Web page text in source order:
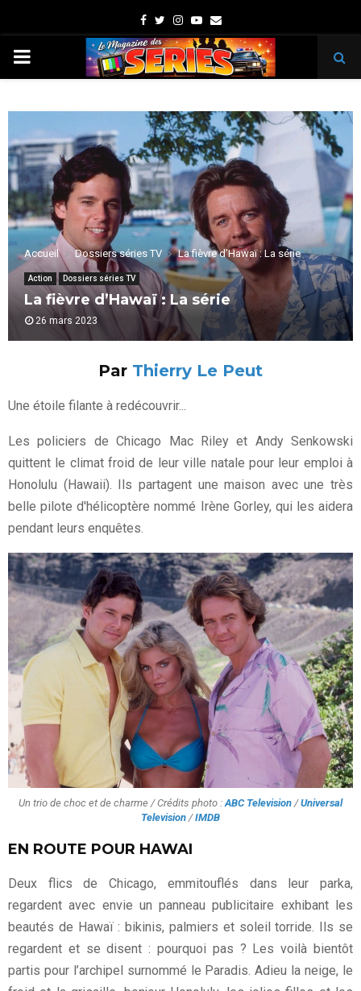
Facebook
TwitterInstagram
Youtube
Email
PRIMARY
Accueil Dossiers séries TV La fièvre d’Hawaï : La série
Action Dossiers séries TV
La fièvre d’Hawaï : La série
26 mars 2023
Par Thierry Le Peut
Une étoile filante à redécouvrir...
Les policiers de Chicago Mac Riley et Andy Senkowski
quittent le climat froid de leur ville natale pour leur emploi à
Honolulu (Hawaii). Ils partagent une maison avec une très
belle pilote d'hélicoptère nommé Irène Gorley, qui les aidera
pendant leurs enquêtes.
Un trio de choc et de charme / Crédits photo : ABC Television /Universal
Television /IMDB
EN ROUTE POUR HAWAI
Deux flics de Chicago, emmitouflés dans leur parka,
regardent avec envie un panneau publicitaire exhibant les
beautés de Hawaï : bikinis, palmiers et soleil torride. Ils se
regardent et se disent : pourquoi pas ? Les voilà bientôt
partis pour l’archipel surnommé le Paradis. Adieu la neige, le